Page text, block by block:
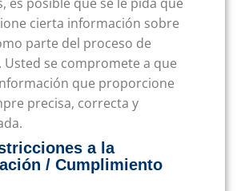
cierta información sobre
parte del proceso de
Usted se compromete a que
que proporcione
precisa, correcta y
a la
/ Cumplimiento